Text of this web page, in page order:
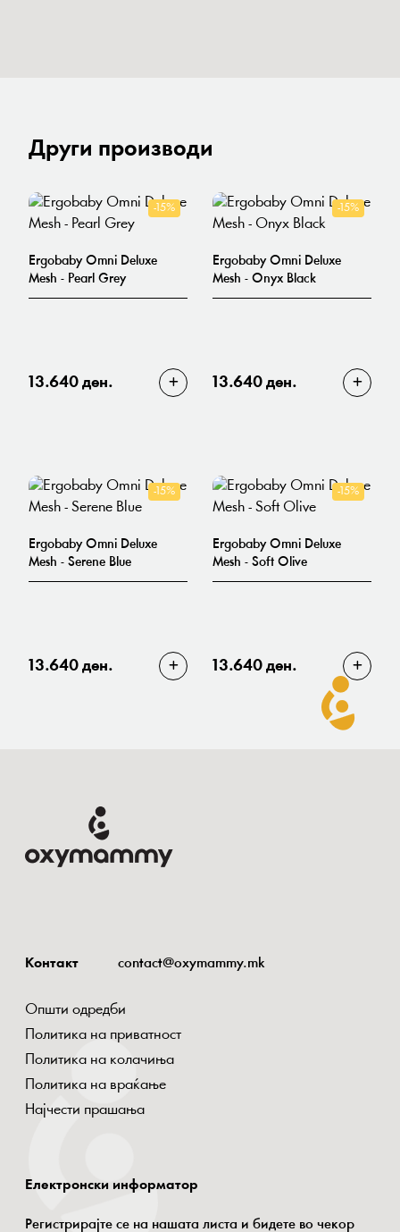
Други производи
-15%
Ergobaby Omni Deluxe
Mesh - Pearl Grey
13.640 ден.
-15%
Ergobaby Omni Deluxe
Mesh - Onyx Black
13.640 ден.
-15%
Ergobaby Omni Deluxe
Mesh - Serene Blue
13.640 ден.
-15%
Ergobaby Omni Deluxe
Mesh - Soft Olive
13.640 ден.
Контакт contact@oxymammy.mk
Општи одредби
Политика на приватност
Политика на колачиња
Политика на враќање
Најчести прашања
Електронски информатор
Регистрирајте се на нашата листа и бидете во чекор